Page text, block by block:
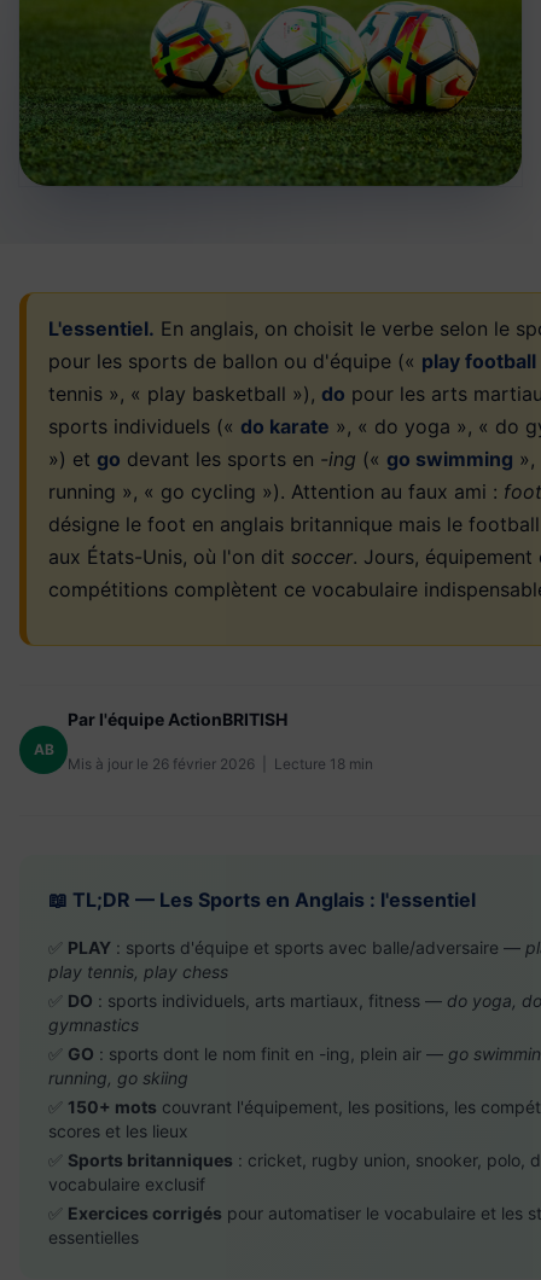
L'essentiel. En anglais, on choisit le verbe selon le
pour les sports de ballon ou d'équipe (« play football
tennis », « play basketball »), do pour les arts
sports individuels (« do karate », « do yoga », « do
») et go devant les sports en -ing (« go swimming
running », « go cycling »). Attention au faux ami :
désigne le foot en anglais britannique mais le
aux États-Unis, où l'on dit soccer. Jours, équipement
compétitions complètent ce vocabulaire
AB
Par l'équipe ActionBRITISH
Mis à jour le 26 février 2026 | Lecture 18 min
📖 TL;DR — Les Sports en Anglais : l'essentiel
✅ PLAY : sports d'équipe et sports avec balle/adversaire —
play tennis, play chess
✅ DO : sports individuels, arts martiaux, fitness — do yoga,
gymnastics
✅ GO : sports dont le nom finit en -ing, plein air — go
running, go skiing
✅ 150+ mots couvrant l'équipement, les positions, les
scores et les lieux
✅ Sports britanniques : cricket, rugby union, snooker, polo,
vocabulaire exclusif
✅ Exercices corrigés pour automatiser le vocabulaire et les
essentielles